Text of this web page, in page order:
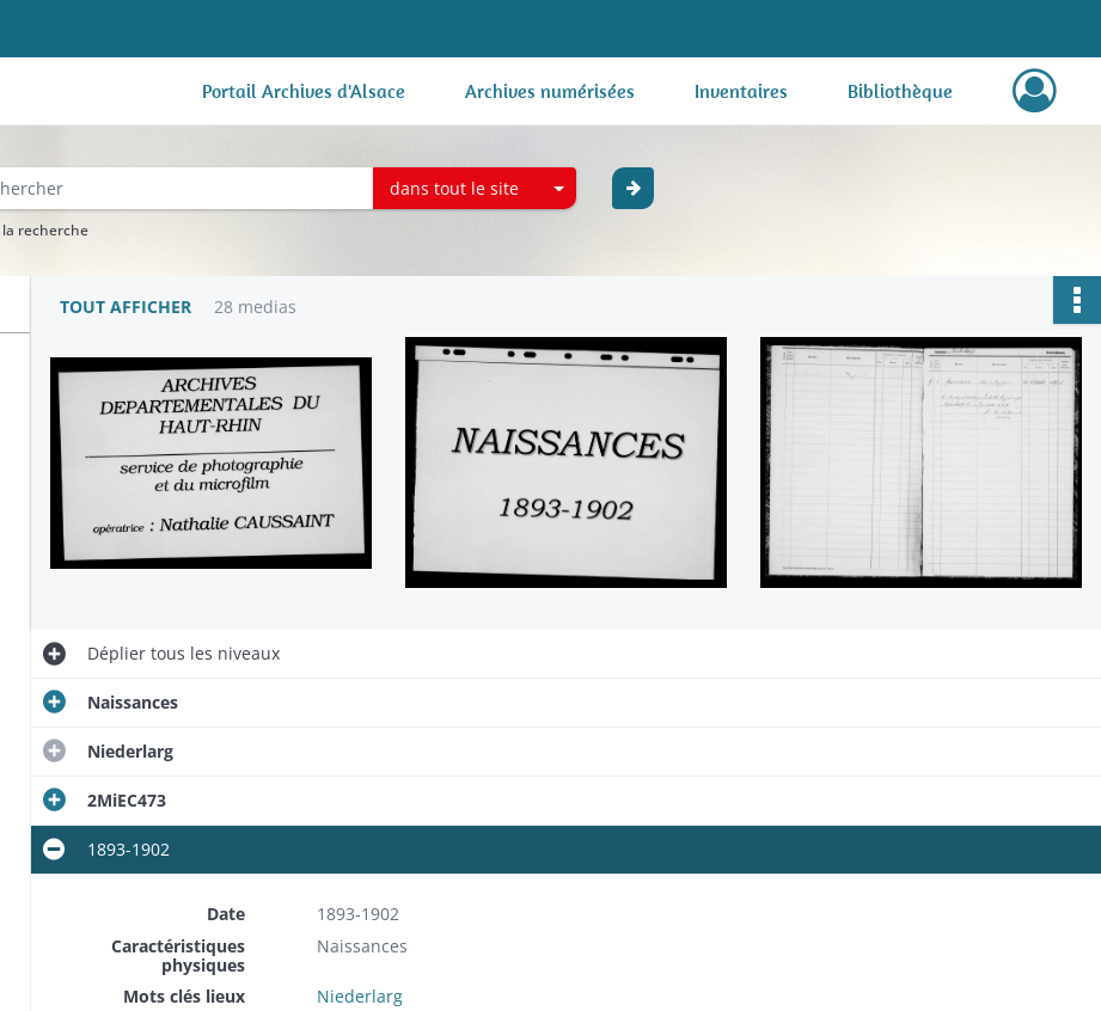
Portail Archives d'Alsace Archives numérisées Inventaires Bibliothèque
dans tout le site
la recherche
TOUT AFFICHER 28 medias
Dépliertous les niveaux
Naissances
Niederlarg
2MiEC473
1893-1902
Date
1893-1902
Caractéristiques
physiques
Naissances
Mots clés lieux Niederlarg